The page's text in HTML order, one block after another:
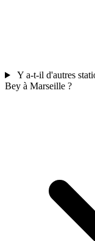
Y a-t-il d'autres
Bey à Marseille ?